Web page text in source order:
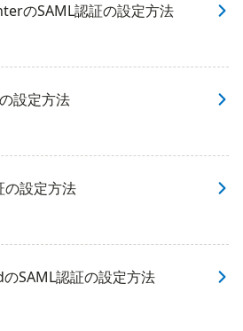
のSAML認証の設定方法
設定方法
の設定方法
SAML認証の設定方法